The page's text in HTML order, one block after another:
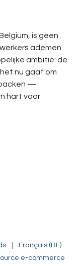
is geen
ademen
ambitie: de
nu gaat om
—
hart voor
Français (BE)
e-commerce